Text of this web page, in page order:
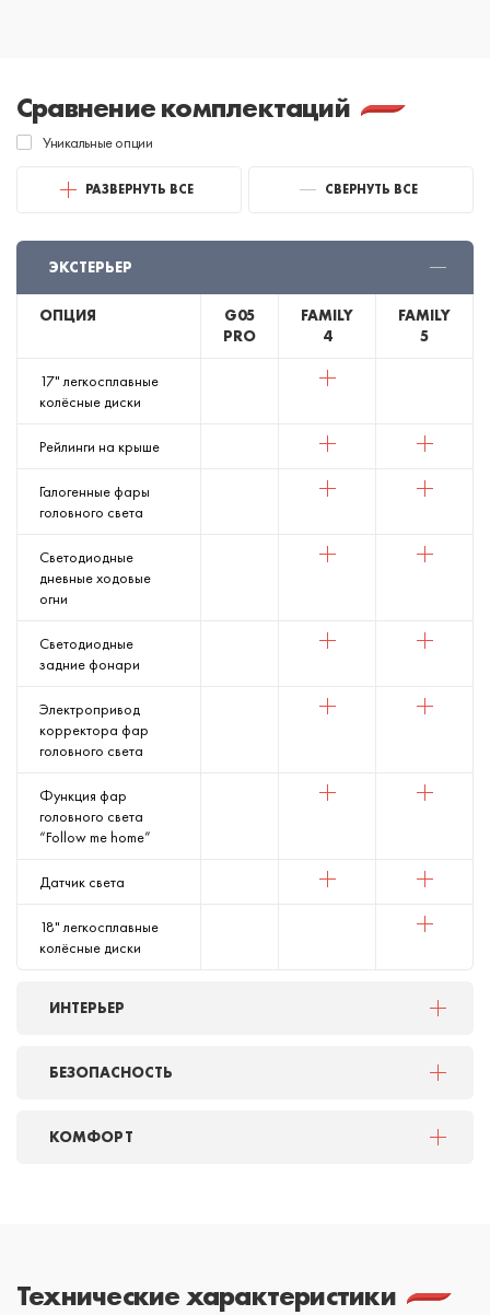
Сравнение комплектаций
Уникальные опции
РАЗВЕРНУТЬ ВСЕ СВЕРНУТЬ ВСЕ
ЭКСТЕРЬЕР
ОПЦИЯ
G05
PRO
FAMILY
4
FAMILY
5
17" легкосплавные
колёсные диски
Рейлинги на крыше
Галогенные фары
головного света
Светодиодные
дневные ходовые
огни
Светодиодные
задние фонари
Электропривод
корректора фар
головного света
Функция фар
головного света
“Follow me home”
Датчик света
18" легкосплавные
колёсные диски
ИНТЕРЬЕР
БЕЗОПАСНОСТЬ
КОМФОРТ
Технические характеристики